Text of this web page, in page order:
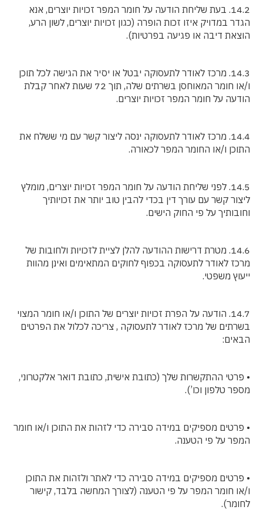
14.2. בעת שליחת הודעה על חומר המפר זכויות יוצרים, אנא
הגדר במדויק איזו זכות הופרה (כגון זכויות יוצרים, לשון הרע,
הוצאת דיבה או פגיעה בפרטיות).
14.3. מרכז לאודר לתעסוקה יבטל או יסיר את הגישה לכל תוכן
ו/או חומר המאוחסן בשרתים שלה, תוך 72 שעות לאחר קבלת
הודעה על חומר המפר זכויות יוצרים.
14.4. מרכז לאודר לתעסוקה ינסה ליצור קשר עם מי ששלח את
התוכן ו/או החומר המפר לכאורה.
14.5. לפני שליחת הודעה על חומר המפר זכויות יוצרים, מומלץ
ליצור קשר עם עורך דין בכדי להבין טוב יותר את זכויותיך
וחובותיך על פי החוק הישים.
14.6. מטרת דרישות ההודעה להלן לציית לזכויות ולחובות של
מרכז לאודר לתעסוקה בכפוף לחוקים המתאימים ואינן מהוות
ייעוץ משפטי.
14.7. הודעה על הפרת זכויות יוצרים של התוכן ו/או חומר המצוי
בשרתים של מרכז לאודר לתעסוקה , צריכה לכלול את הפרטים
הבאים:
• פרטי ההתקשרות שלך (כתובת אישית, כתובת דואר אלקטרוני,
מספר טלפון וכו’).
• פרטים מספיקים במידה סבירה כדי לזהות את התוכן ו/או חומר
המפר על פי הטענה.
• פרטים מספיקים במידה סבירה כדי לאתר ולזהות את התוכן
ו/או חומר המפר על פי הטענה (לצורך המחשה בלבד, קישור
לחומר).